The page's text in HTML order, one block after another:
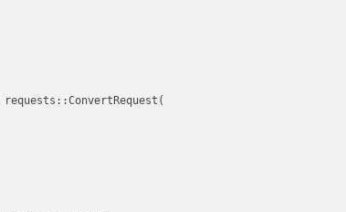
requests::ConvertRequest(